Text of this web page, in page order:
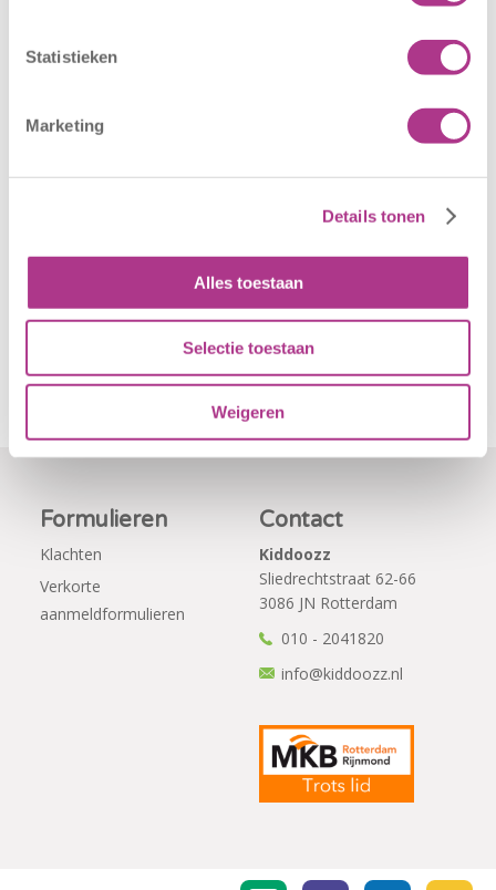
Statistieken
Marketing
Details tonen
Alles toestaan
Selectie toestaan
Weigeren
Oldegaarde
het sportief zijn?
het juiste adres!
september…
morgen, 26 juni
2026, zullen alle
Kinderopvang
morgen gesloten
blijven. Bijgaand
bericht is zojuist
Formulieren
Klachten
Verkorte
aanmeldformulieren
Contact
Kiddoozz
Sliedrechtstraat 62-66
3086 JN Rotterdam
010 - 2041820
info@kiddoozz.nl